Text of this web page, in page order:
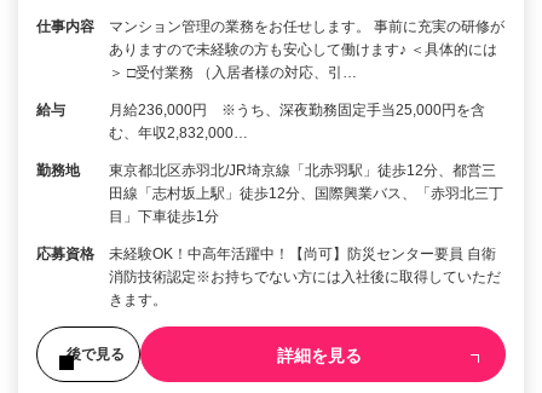
仕事内容
マンション管理の業務をお任せします。 事前に充実の研修が
ありますので未経験の方も安心して働けます♪ ＜具体的には
＞ □受付業務 （入居者様の対応、引…
給与
月給236,000円 ※うち、深夜勤務固定手当25,000円を含
む、年収2,832,000…
勤務地
東京都北区赤羽北/JR埼京線「北赤羽駅」徒歩12分、都営三
田線「志村坂上駅」徒歩12分、国際興業バス、「赤羽北三丁
目」下車徒歩1分
応募資格
未経験OK！中高年活躍中！【尚可】防災センター要員 自衛
消防技術認定※お持ちでない方には入社後に取得していただ
きます。
後で見る 詳細を見る